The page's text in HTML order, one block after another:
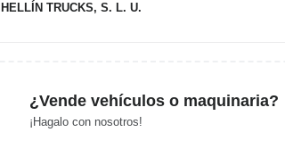
HELLÍN TRUCKS, S. L. U.
¿Vende vehículos o maquinaria?
¡Hagalo con nosotros!